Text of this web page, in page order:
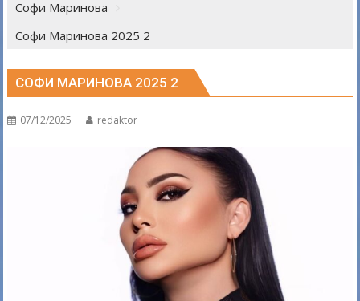
Софи Маринова
Софи Маринова 2025 2
СОФИ МАРИНОВА 2025 2
07/12/2025 redaktor